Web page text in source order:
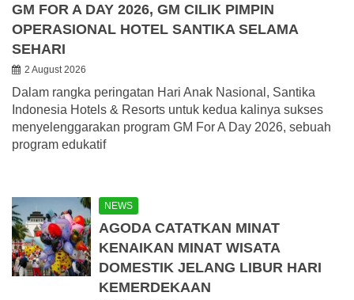
GM FOR A DAY 2026, GM CILIK PIMPIN
OPERASIONAL HOTEL SANTIKA SELAMA
SEHARI
2 August 2026
Dalam rangka peringatan Hari Anak Nasional, Santika
Indonesia Hotels & Resorts untuk kedua kalinya sukses
menyelenggarakan program GM For A Day 2026, sebuah
program edukatif
NEWS
AGODA CATATKAN MINAT
KENAIKAN MINAT WISATA
DOMESTIK JELANG LIBUR HARI
KEMERDEKAAN